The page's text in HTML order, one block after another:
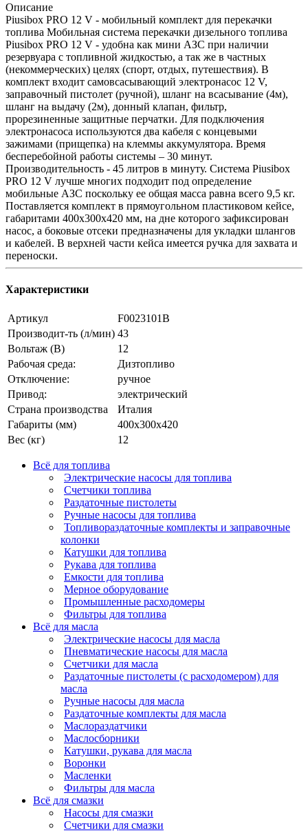
Описание
Piusibox PRO 12 V - мобильный комплект для перекачки
топлива Мобильная система перекачки дизельного топлива
Piusibox PRO 12 V - удобна как мини АЗС при наличии
резервуара с топливной жидкостью, а так же в частных
(некоммерческих) целях (спорт, отдых, путешествия). В
комплект входит самовсасывающий электронасос 12 V,
заправочный пистолет (ручной), шланг на всасывание (4м),
шланг на выдачу (2м), донный клапан, фильтр,
прорезиненные защитные перчатки. Для подключения
электронасоса используются два кабеля с концевыми
зажимами (прищепка) на клеммы аккумулятора. Время
бесперебойной работы системы – 30 минут.
Производительность - 45 литров в минуту. Система Piusibox
PRO 12 V лучше многих подходит под определение
мобильные АЗС поскольку ее общая масса равна всего 9,5 кг.
Поставляется комплект в прямоугольном пластиковом кейсе,
габаритами 400х300х420 мм, на дне которого зафиксирован
насос, а боковые отсеки предназначены для укладки шлангов
и кабелей. В верхней части кейса имеется ручка для захвата и
переноски.
Характеристики
Артикул
F0023101B
Производит-ть (л/мин) 43
Вольтаж (В)
12
Рабочая среда:
Дизтопливо
Отключение:
ручное
Привод:
электрический
Страна производства
Италия
Габариты (мм)
400x300x420
Вес (кг)
12
Всё для топлива
Электрические насосы для топлива
Счетчики топлива
Раздаточные пистолеты
Ручные насосы для топлива
Топливораздаточные комплекты и заправочные
колонки
Катушки для топлива
Рукава для топлива
Емкости для топлива
Мерное оборудование
Промышленные расходомеры
Фильтры для топлива
Всё для масла
Электрические насосы для масла
Пневматические насосы для масла
Счетчики для масла
Раздаточные пистолеты (с расходомером) для
масла
Ручные насосы для масла
Раздаточные комплекты для масла
Маслораздатчики
Маслосборники
Катушки, рукава для масла
Воронки
Масленки
Фильтры для масла
Всё для смазки
Насосы для смазки
Счетчики для смазки